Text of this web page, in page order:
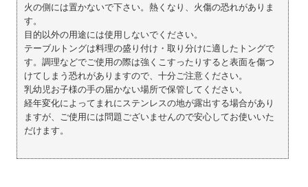
火の側には置かないで下さい。熱くなり、火傷の恐れがありま
す。
目的以外の用途には使用しないでください。
テーブルトングは料理の盛り付け・取り分けに適したトングで
す。調理などでご使用の際は強くこすったりすると表面を傷つ
けてしまう恐れがありますので、十分ご注意ください。
乳幼児お子様の手の届かない場所で保管してください。
経年変化によってまれにステンレスの地が露出する場合があり
ますが、ご使用には問題ございませんので安心してお使いいた
だけます。